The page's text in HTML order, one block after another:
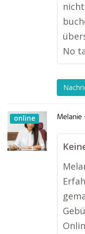
No
online Melanie